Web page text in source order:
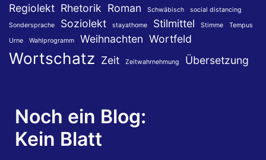
Regiolekt Rhetorik Roman Schwäbisch
social distancing
Sondersprache
Soziolekt stayathome Stilmittel Stimme
Tempus
Urne
Wahlprogramm Weihnachten Wortfeld
Wortschatz Zeit Zeitwahrnehmung Übersetzung
Noch ein Blog:
Kein Blatt